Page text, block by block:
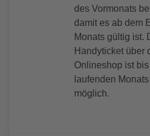
des Vormonats
damit es ab dem
Monats gültig ist.
Handyticket über
Onlineshop ist
laufenden
möglich.